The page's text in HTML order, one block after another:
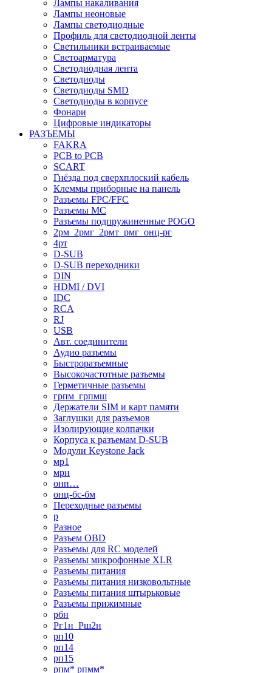
Лампы накаливания
Лампы неоновые
Лампы светодиодные
Профиль для светодиодной ленты
Светильники встраиваемые
Светоарматура
Светодиодная лента
Светодиоды
Светодиоды SMD
Светодиоды в корпусе
Фонари
Цифровые индикаторы
РАЗЪЕМЫ
FAKRA
PCB to PCB
SCART
Гнёзда под сверхплоский кабель
Клеммы приборные на панель
Разъемы FPC/FFC
Разъемы MC
Разъемы подпружиненные POGO
2рм_2рмг_2рмт_рмг_онц-рг
4рт
D-SUB
D-SUB переходники
DIN
HDMI / DVI
IDC
RCA
RJ
USB
Авт. соединители
Аудио разъемы
Быстроразъемные
Высокочастотные разъемы
Герметичные разъемы
грпм_грпмш
Держатели SIM и карт памяти
Заглушки для разъемов
Изолирующие колпачки
Корпуса к разъемам D-SUB
Модули Keystone Jack
мр1
мрн
онп…
онц-бс-бм
Переходные разъемы
р
Разное
Разъем OBD
Разъемы для RC моделей
Разъемы микрофонные XLR
Разъемы питания
Разъемы питания низковольтные
Разъемы питания штырьковые
Разъемы прижимные
рбн
Рг1н_Рш2н
рп10
рп14
рп15
рпм* рпмм*